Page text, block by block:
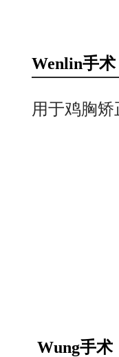
Wenlin手术
用于鸡胸
Wung手术